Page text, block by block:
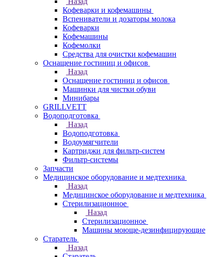
Кофеварки и кофемашины
Вспениватели и дозаторы молока
Кофеварки
Кофемашины
Кофемолки
Средства для очистки кофемашин
Оснащение гостиниц и офисов
Назад
Оснащение гостиниц и офисов
Машинки для чистки обуви
Минибары
GRILLVETT
Водоподготовка
Назад
Водоподготовка
Водоумягчители
Картриджи для фильтр-систем
Фильтр-системы
Запчасти
Медицинское оборудование и медтехника
Назад
Медицинское оборудование и медтехника
Стерилизационное
Назад
Стерилизационное
Машины моюще-дезинфицирующие
Старатель
Назад